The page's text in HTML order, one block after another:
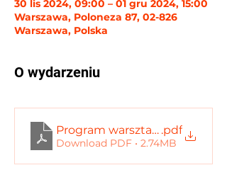
30 lis 2024, 09:00 – 01 gru 2024, 15:00
Warszawa, Poloneza 87, 02-826
Warszawa, Polska
O wydarzeniu
Program warsztatów
.pdf
Download PDF • 2.74MB